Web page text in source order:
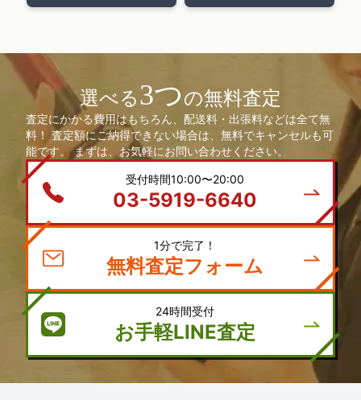
選べる3つの無料査定
査定にかかる費用はもちろん、配送料・出張料などは全て無
料！ 査定額にご納得できない場合は、無料でキャンセルも可
能です。 まずは、お気軽にお問い合わせください。
受付時間10:00〜20:00
03-5919-6640
1分で完了！
無料査定フォーム
お手軽LINE査定